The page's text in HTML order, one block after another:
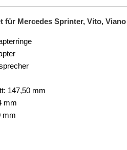
für Mercedes Sprinter, Vito,
147,50 mm
mm
mm